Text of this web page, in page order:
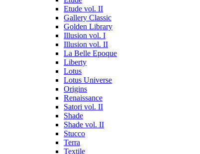
Etude vol. II
Gallery Classic
Golden Library
Illusion vol. I
Illusion vol. II
La Belle Epoque
Liberty
Lotus
Lotus Universe
Origins
Renaissance
Satori vol. II
Shade
Shade vol. II
Stucco
Terra
Textile